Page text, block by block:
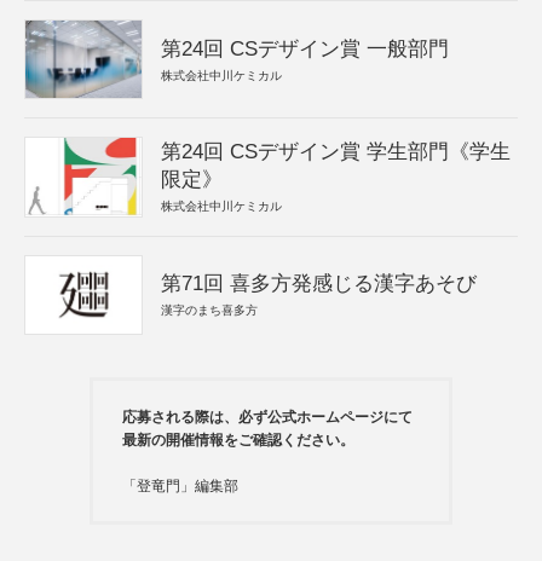
第24回 CSデザイン賞 一般部門
株式会社中川ケミカル
第24回 CSデザイン賞 学生部門《学生
限定》
株式会社中川ケミカル
第71回 喜多方発感じる漢字あそび
漢字のまち喜多方
応募される際は、必ず公式ホームページにて
最新の開催情報をご確認ください。
「登竜門」編集部